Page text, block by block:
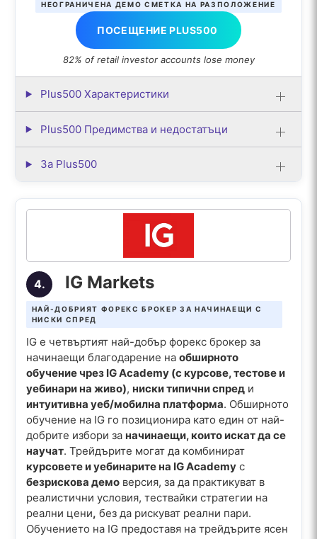
НЕОГРАНИЧЕНА ДЕМО СМЕТКА НА РАЗПОЛОЖЕНИЕ
ПОСЕЩЕНИЕ PLUS500
82% of retail investor accounts lose money
Plus500 Характеристики
Plus500 Предимства и недостатъци
За Plus500
4. IG Markets
НАЙ-ДОБРИЯТ ФОРЕКС БРОКЕР ЗА НАЧИНАЕЩИ С
НИСКИ СПРЕД
IG е четвъртият най-добър форекс брокер за
начинаещи благодарение на обширното
обучение чрез IG Academy (с курсове, тестове и
уебинари на живо), ниски типични спреди
интуитивна уеб/мобилна платформа. Обширното
обучение на IG го позиционира като един от най-
добрите избори за начинаещи, които искат да се
научат. Трейдърите могат да комбинират
курсовете и уебинарите на IG Academyс
безрискова демоверсия, за да практикуват в
реалистични условия, тествайки стратегии на
реални цени, без да рискуват реални пари.
Обучението на IG предоставя на трейдърите ясен